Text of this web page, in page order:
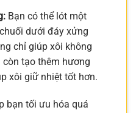
Bạn có thể lót một
dưới đáy xửng
chỉ giúp xôi không
tạo thêm hương
xôi giữ nhiệt tốt hơn.
bạn tối ưu hóa quá